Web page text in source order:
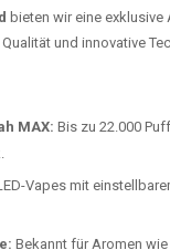
bieten wir eine exklusive
und innovative
MAX: Bis zu 22.000
Vapes mit
Bekannt für Aromen wie